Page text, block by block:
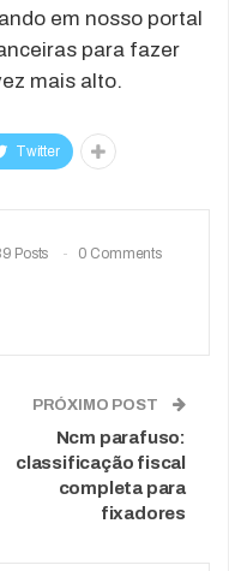
em nosso portal
para fazer
mais alto.
Twitter
Posts 0 Comments
PRÓXIMO POST
Ncm parafuso:
classificação fiscal
completa para
fixadores